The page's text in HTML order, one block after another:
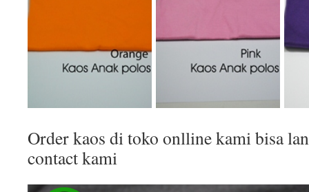
Order kaos di toko onlline kami bisa
contact kami